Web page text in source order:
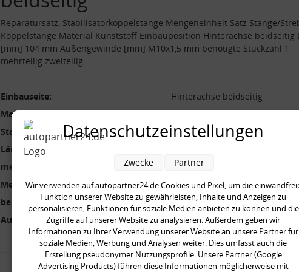
Reparatursatz, Stabilisatorkoppelstange Mengeneinheit Satz Stange/
Koppelstange Material Kunststoff Einbauposition Hinterachse beidseitig
[mm] 104 mm Außengewinde [mm] M10x1,5 mm benötigte Stückzahl 1
mehrteilig zweiteilig
Einbauseite:
Hinterachse beidseitig
Material:
Kunststoff
Stange/Strebe:
Koppelstange
Länge [mm]:
mehrteilig:
zweiteilig
Mengeneinheit:
Satz
benötigte Stückzahl:
1
Außengewinde [mm]:
M10x1,5 mm
Datenschutzeinstellungen
Wir verwenden auf autopartner24.de Cookies und Pixel, um die
Funktion unserer Website zu gewährleisten, Inhalte und Anzeigen zu
personalisieren, Funktionen für soziale Medien anbieten zu können und die
Zugriffe auf unserer Website zu analysieren. Außerdem geben wir
Informationen zu Ihrer Verwendung unserer Website an unsere Partner für
soziale Medien, Werbung und Analysen weiter. Dies umfasst auch die
Erstellung pseudonymer Nutzungsprofile. Unsere Partner (Google
Advertising Products) führen diese Informationen möglicherweise mit
Zwecke Partner